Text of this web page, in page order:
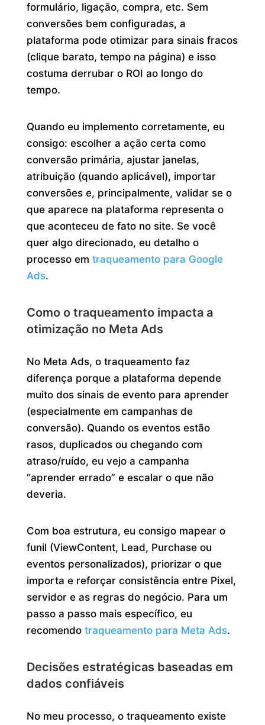
formulário, ligação, compra, etc. Sem
conversões bem configuradas, a
plataforma pode otimizar para sinais fracos
(clique barato, tempo na página) e isso
costuma derrubar o ROI ao longo do
tempo.
Quando eu implemento corretamente, eu
consigo: escolher a ação certa como
conversão primária, ajustar janelas,
atribuição (quando aplicável), importar
conversões e, principalmente, validar se o
que aparece na plataforma representa o
que aconteceu de fato no site. Se você
quer algo direcionado, eu detalho o
processo em traqueamento para Google
Ads.
Como o traqueamento impacta a
otimização no Meta Ads
No Meta Ads, o traqueamento faz
diferença porque a plataforma depende
muito dos sinais de evento para aprender
(especialmente em campanhas de
conversão). Quando os eventos estão
rasos, duplicados ou chegando com
atraso/ruído, eu vejo a campanha
“aprender errado” e escalar o que não
deveria.
Com boa estrutura, eu consigo mapear o
funil (ViewContent, Lead, Purchase ou
eventos personalizados), priorizar o que
importa e reforçar consistência entre Pixel,
servidor e as regras do negócio. Para um
passo a passo mais específico, eu
recomendo traqueamento para Meta Ads.
Decisões estratégicas baseadas em
dados confiáveis
No meu processo, o traqueamento existe